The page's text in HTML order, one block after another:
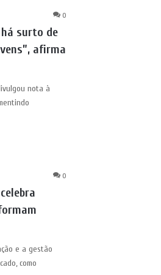
0
há surto de
afirma
nota à
0
e a gestão
como